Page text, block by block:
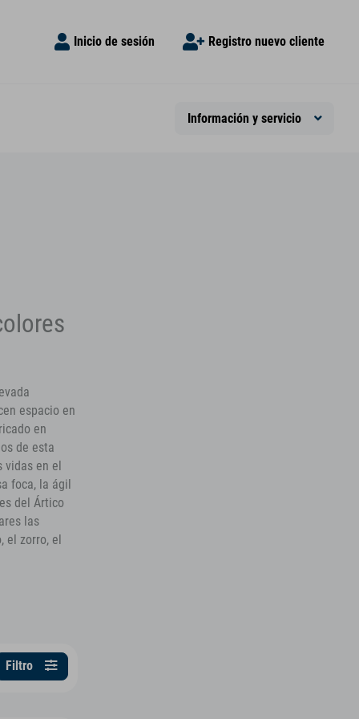
Inicio de sesión Registro nuevo cliente
Información y servicio
espacio en
en
de esta
en el
foca, la ágil
del Ártico
las
el zorro, el
Filtro